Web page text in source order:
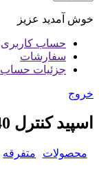
خوش آمدید عزیز
حساب کاربری
سفارشات
جزئیات حساب
خروج
اسپید کنترل 40 آمپری T-motor
محصولات متفرقه